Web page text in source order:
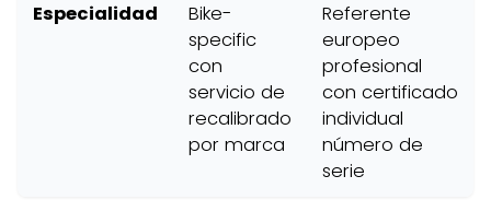
Especialidad
Bike-
specific
con
servicio de
recalibrado
por marca
Referente
europeo
profesional
con certificado
individual
número de
serie